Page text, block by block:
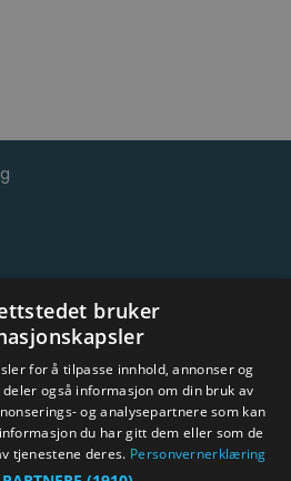
Drammen 2026.
bruker
for å tilpasse innhold, annonser og
også informasjon om din bruk av
og analysepartnere som kan
du har gitt dem eller som de
tjenestene deres. Personvernerklæring